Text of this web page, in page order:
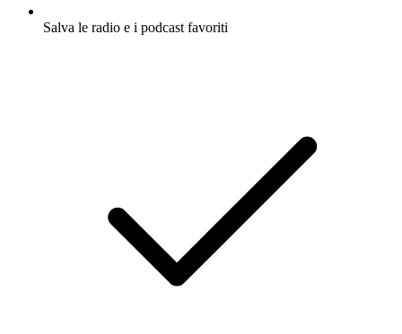
Salva le radio e i podcast favoriti